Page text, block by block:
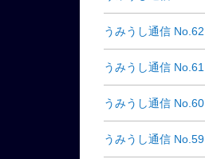
うみうし通信 No.62
うみうし通信 No.61
うみうし通信 No.60
うみうし通信 No.59